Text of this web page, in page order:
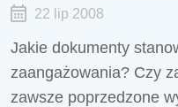
22 lip 2008
Jakie dokumenty
zaangażowania? Czy
zawsze poprzedzone